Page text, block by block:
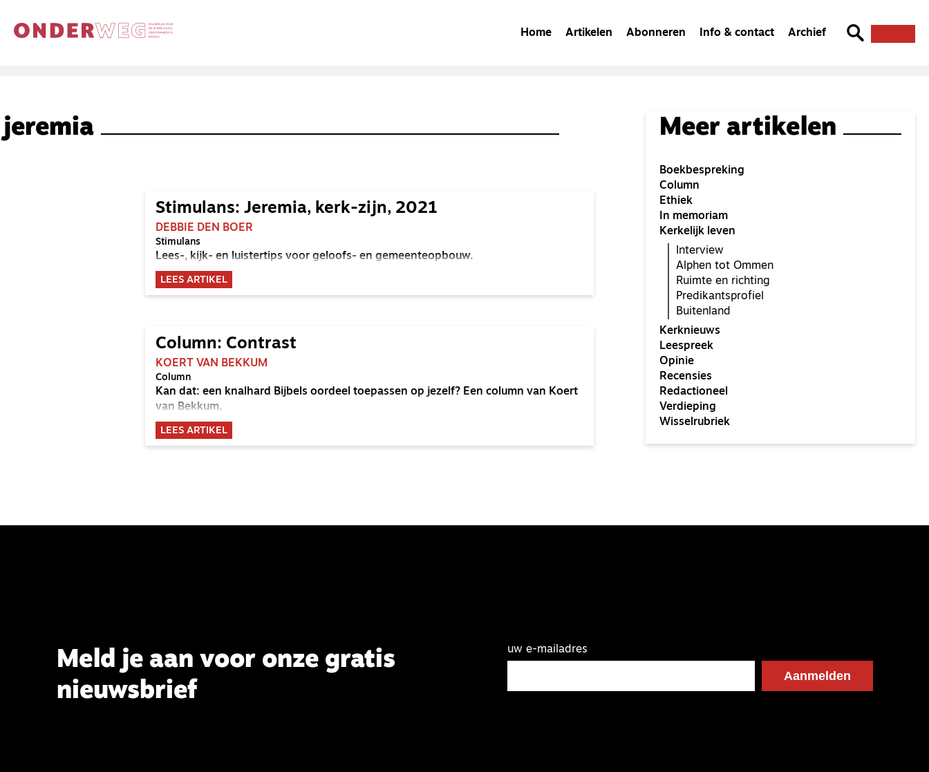
Home Artikelen Abonneren Info & contact Archief
jeremia
Stimulans: Jeremia, kerk-zijn, 2021
DEBBIE DEN BOER
Stimulans
Lees-, kijk- en luistertips voor geloofs- en gemeenteopbouw.
LEES ARTIKEL
Column: Contrast
KOERT VAN BEKKUM
Column
Kan dat: een knalhard Bijbels oordeel toepassen op jezelf? Een column van Koert
van Bekkum.
LEES ARTIKEL
Meer artikelen
Boekbespreking
Column
Ethiek
In memoriam
Kerkelijk leven
Interview
Alphen tot Ommen
Ruimte en richting
Predikantsprofiel
Buitenland
Kerknieuws
Leespreek
Opinie
Recensies
Redactioneel
Verdieping
Wisselrubriek
Meld je aan voor onze gratis
nieuwsbrief
uw e-mailadres